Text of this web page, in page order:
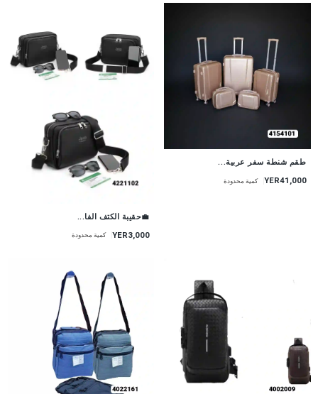
طقم شنطة سفر عربية...
YER41,000 كمية محدودة
💼حقيبة الكتف الفا...
YER3,000 كمية محدودة